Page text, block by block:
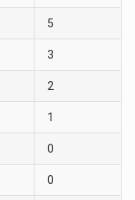
5
3
2
1
0
0